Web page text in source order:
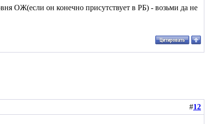
ОЖ(если он конечно присутствует в РБ) - возьми да не
#12